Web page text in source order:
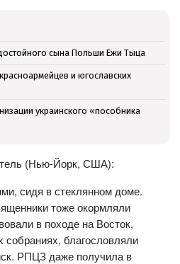
сына Польши Ежи Тыца
и югославских
украинского «пособника
(Нью-Йорк, США):
сидя в стеклянном доме.
тоже окормляли
в походе на Восток,
собраниях, благословляли
РПЦЗ даже получила в